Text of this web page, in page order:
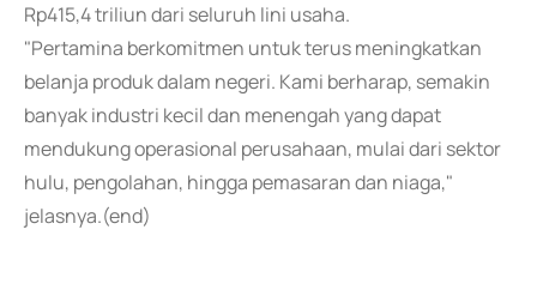
Rp415,4 triliun dari seluruh lini usaha.
"Pertamina berkomitmen untuk terus meningkatkan
belanja produk dalam negeri. Kami berharap, semakin
banyak industri kecil dan menengah yang dapat
mendukung operasional perusahaan, mulai dari sektor
hulu, pengolahan, hingga pemasaran dan niaga,"
jelasnya.(end)